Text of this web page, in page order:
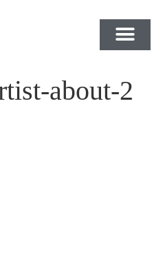
about-2